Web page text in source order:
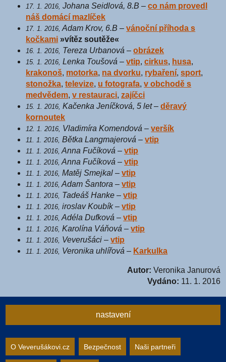
17. 1. 2016, Johana Seidlová, 8.B –co nám provedl
náš domácí mazlíček
17. 1. 2016, Adam Krov, 6.B –vánoční příhoda s
kočkami »vítěz soutěže«
16. 1. 2016, Tereza Urbanová –obrázek
15. 1. 2016, Lenka Toušová –vtip,cirkus, husa,
krakonoš, motorka, na dvorku, rybaření,sport,
stonožka,televize, u fotografa,v obchodě s
medvědem,v restauraci,zajíčci
15. 1. 2016, Kačenka Jeníčková, 5 let–děravý
kornoutek
12. 1. 2016, Vladimíra Komendová –veršík
11. 1. 2016, Bětka Langmajerová –vtip
11. 1. 2016, Anna Fučíková –vtip
11. 1. 2016, Anna Fučíková –vtip
11. 1. 2016, Matěj Smejkal –vtip
11. 1. 2016, Adam Šantora –vtip
11. 1. 2016, Tadeáš Hanke –vtip
11. 1. 2016, iroslav Koubík–vtip
11. 1. 2016, Adéla Dufková –vtip
11. 1. 2016, Karolína Váňová –vtip
11. 1. 2016, Veverušáci –vtip
11. 1. 2016, Veronika uhlířová – Karkulka
Autor: Veronika Janurová
Vydáno: 11. 1. 2016
nastavení
Nastavení webu
O Veverušákovi.cz Bezpečnost Naši partneři